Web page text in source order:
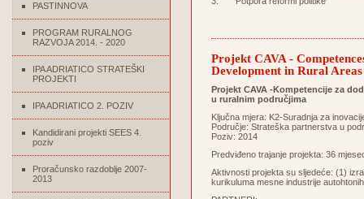
PASTINNOVA
PROGRAM RURALNOG
RAZVOJA 2014. - 2020
IPA ADRIATICO STRATEŠKI
PROJEKTI
IPA ADRIATICO 2. POZIV
Kandidirani projekti SEES 4.
poziv
Proračunsko razdoblje 2007-
2013
Projekt CAVA -
Development in Rural Areas
Projekt CAVA -Kompetencije za
u ruralnim područjima
Ključna mjera: K2-Suradnja za
Područje: Strateška partnerstva u
Poziv: 2014
Predviđeno trajanje projekta: 36
Aktivnosti projekta su sljedeće: (1)
kurikuluma mesne industrije